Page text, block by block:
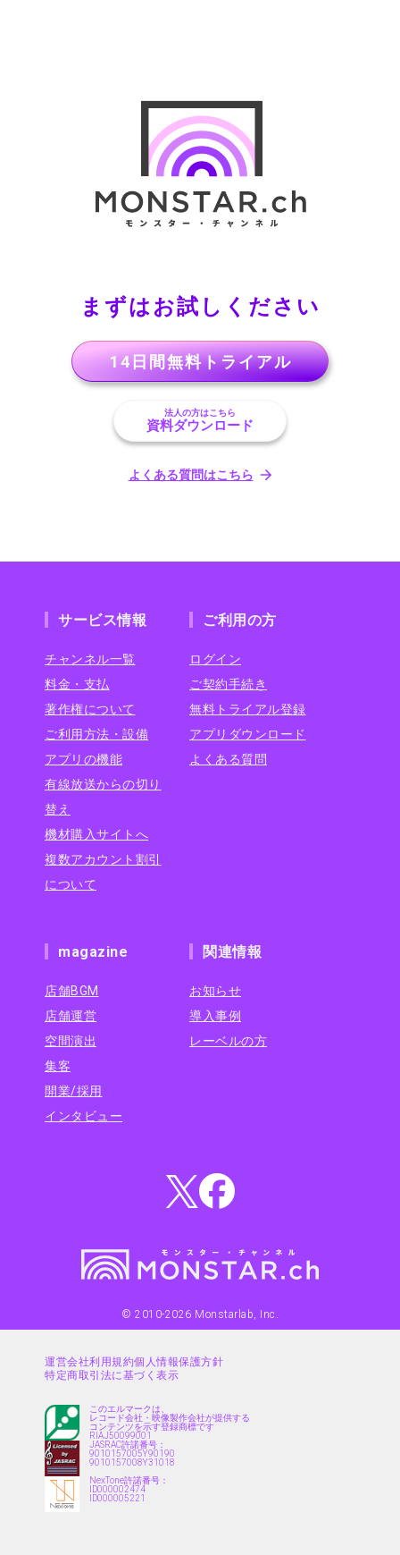
まずはお試しください
14日間無料トライアル
法人の方はこちら
資料ダウンロード
よくある質問はこちら
サービス情報
チャンネル一覧
料金・支払
著作権について
ご利用方法・設備
アプリの機能
有線放送からの切り
替え
機材購入サイトへ
複数アカウント割引
について
ご利用の方
ログイン
ご契約手続き
無料トライアル登録
アプリダウンロード
よくある質問
magazine
店舗BGM
店舗運営
空間演出
集客
開業/採用
インタビュー
関連情報
お知らせ
導入事例
レーベルの方
© 2010-2026 Monstarlab, Inc.
運営会社利用規約個人情報保護方針
特定商取引法に基づく表示
このエルマークは、
レコード会社・映像製作会社が提供する
コンテンツを示す登録商標です
RIAJ50099001
JASRAC許諾番号：
9010157005Y90190
9010157008Y31018
NexTone許諾番号：
ID000002474
ID000005221